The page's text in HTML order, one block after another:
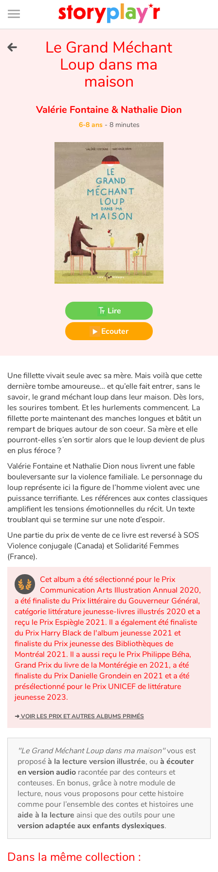
Connexion
Bibliothèque
de
page
Contes d'ici et d'ailleurs
Fable, mythe, littérature et poésie
Princesses et princes, rois, reines et dragons
Ogres, monstres et sorcières
Écologie, nature, saisons
Autour du monde
Apprentissage
Art, espace, activité
Documentaires
En famille
Quotidien et loisirs
À l'école
Fêtes et évènements
Amour et amitié
Sujets de société
Émotions et sentiments
Formats et illustrations
Catalogue anglais
Contraste +
Aide
Accueil
Famille
Écoles
Médiathèques
Vidéos & Tutoriaux
Le Grand Méchant
Loup dans ma
maison
Valérie Fontaine & Nathalie Dion
6-8 ans- 8 minutes
Lire
Ecouter
Une fillette vivait seule avec sa mère. Mais voilà que cette
dernière tombe amoureuse… et qu’elle fait entrer, sans le
savoir, le grand méchant loup dans leur maison. Dès lors,
les sourires tombent. Et les hurlements commencent. La
fillette porte maintenant des manches longues et bâtit un
rempart de briques autour de son coeur. Sa mère et elle
pourront-elles s’en sortir alors que le loup devient de plus
en plus féroce ?
Valérie Fontaine et Nathalie Dion nous livrent une fable
bouleversante sur la violence familiale. Le personnage du
loup représente ici la figure de l’homme violent avec une
puissance terrifiante. Les références aux contes classiques
amplifient les tensions émotionnelles du récit. Un texte
troublant qui se termine sur une note d’espoir.
Une partie du prix de vente de ce livre est reversé à SOS
Violence conjugale (Canada) et Solidarité Femmes
(France).
Cet album a été sélectionné pour le Prix
Communication Arts Illustration Annual 2020,
a été finaliste du Prix littéraire du Gouverneur Général,
catégorie littérature jeunesse-livres illustrés 2020 et a
reçu le Prix Espiègle 2021. Il a également été finaliste
du Prix Harry Black de l'album jeunesse 2021 et
finaliste du Prix jeunesse des Bibliothèques de
Montréal 2021. Il a aussi reçu le Prix Philippe Béha,
Grand Prix du livre de la Montérégie en 2021, a été
finaliste du Prix Danielle Grondein en 2021 et a été
présélectionné pour le Prix UNICEF de littérature
jeunesse 2023.
➜VOIR LES PRIX ET AUTRES ALBUMS PRIMÉS
"Le Grand Méchant Loup dans ma maison"vous est
proposéà la lecture version illustrée, ou à écouter
en version audio racontée par des conteurs et
conteuses. En bonus, grâce à notre module de
lecture, nous vous proposons pour cette histoire
comme pour l’ensemble des contes et histoires une
aide à la lecture ainsi que des outils pour une
version adaptée aux enfants dyslexiques.
Dans la même collection :